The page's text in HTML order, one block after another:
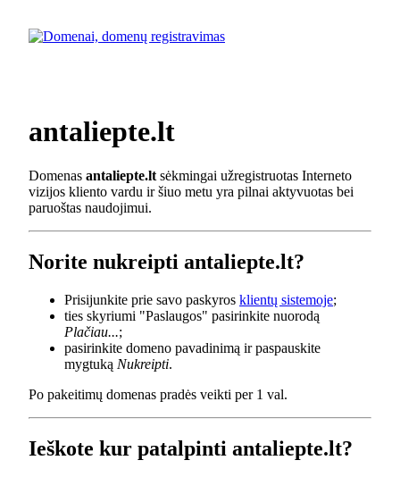
antaliepte.lt
Domenas antaliepte.lt sėkmingai užregistruotas Interneto
vizijos kliento vardu ir šiuo metu yra pilnai aktyvuotas bei
paruoštas naudojimui.
Norite nukreipti antaliepte.lt?
Prisijunkite prie savo paskyros klientų sistemoje;
ties skyriumi "Paslaugos" pasirinkite nuorodą
Plačiau...;
pasirinkite domeno pavadinimą ir paspauskite
mygtuką Nukreipti.
Po pakeitimų domenas pradės veikti per 1 val.
Ieškote kur patalpinti antaliepte.lt?